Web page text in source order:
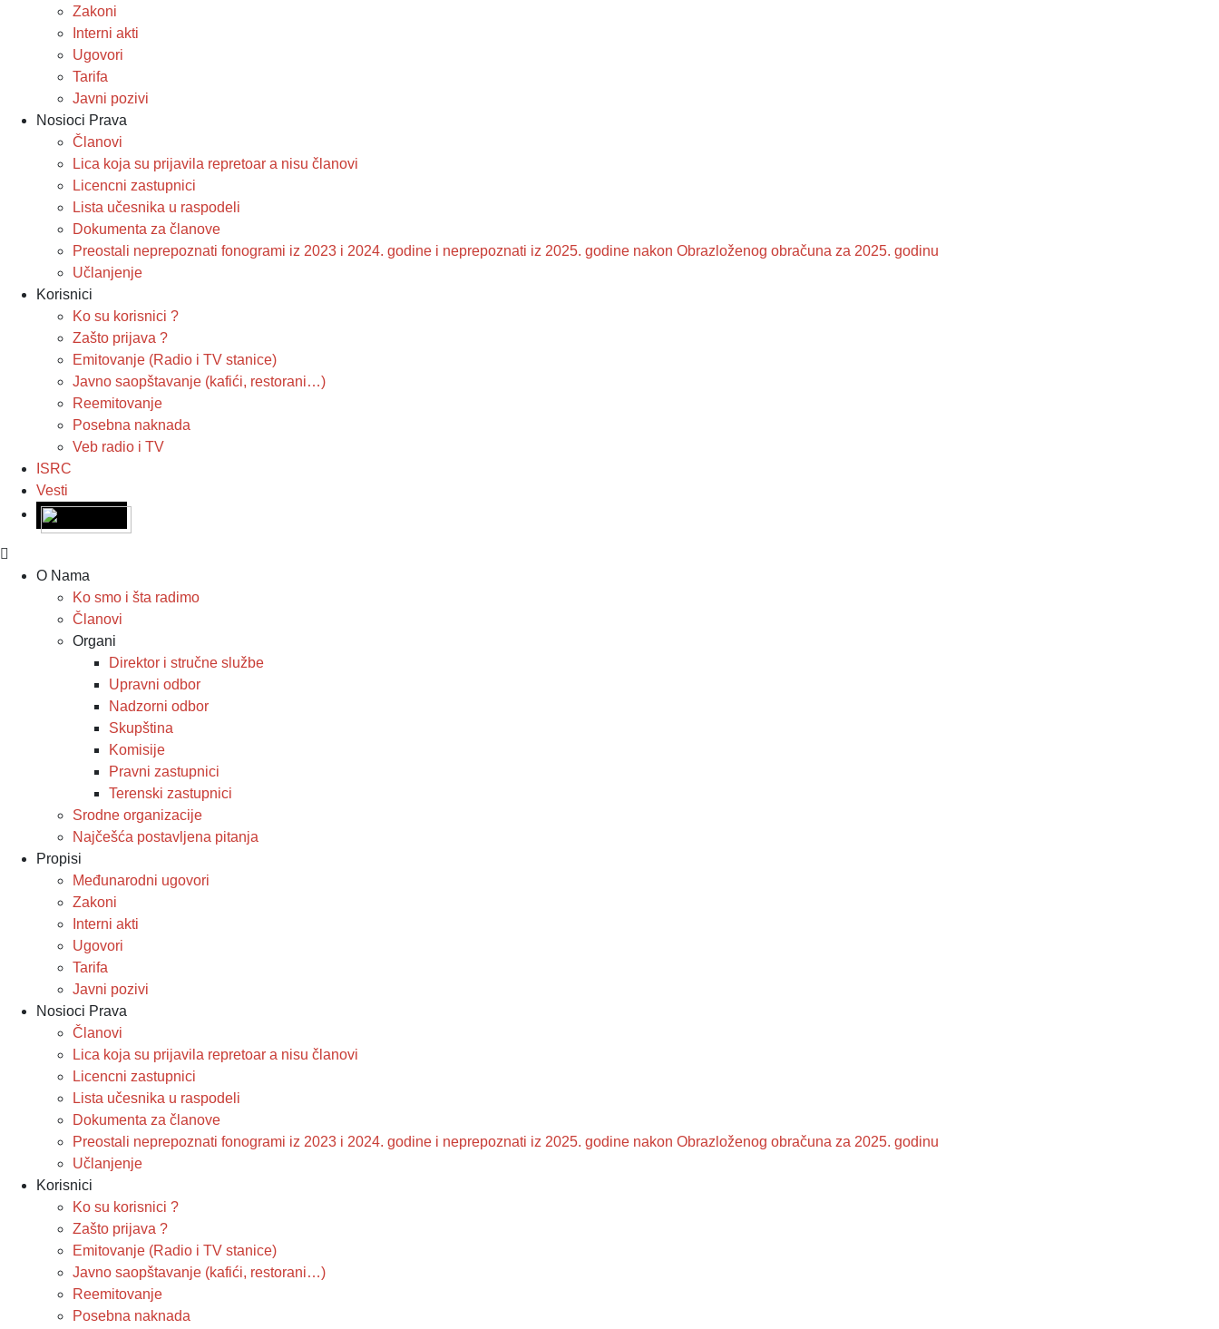
Zakoni
Interni akti
Ugovori
Tarifa
Javni pozivi
Nosioci Prava
Članovi
Lica koja su prijavila repretoar a nisu članovi
Licencni zastupnici
Lista učesnika u raspodeli
Dokumenta za članove
Preostali neprepoznati fonogrami iz 2023 i 2024. godine i neprepoznati iz 2025. godine nakon Obrazloženog obračuna za 2025. godinu
Učlanjenje
Korisnici
Ko su korisnici ?
Zašto prijava ?
Emitovanje (Radio i TV stanice)
Javno saopštavanje (kafići, restorani…)
Reemitovanje
Posebna naknada
Veb radio i TV
ISRC
Vesti
O Nama
Ko smo i šta radimo
Članovi
Organi
Direktor i stručne službe
Upravni odbor
Nadzorni odbor
Skupština
Komisije
Pravni zastupnici
Terenski zastupnici
Srodne organizacije
Najčešća postavljena pitanja
Propisi
Međunarodni ugovori
Zakoni
Interni akti
Ugovori
Tarifa
Javni pozivi
Nosioci Prava
Članovi
Lica koja su prijavila repretoar a nisu članovi
Licencni zastupnici
Lista učesnika u raspodeli
Dokumenta za članove
Preostali neprepoznati fonogrami iz 2023 i 2024. godine i neprepoznati iz 2025. godine nakon Obrazloženog obračuna za 2025. godinu
Učlanjenje
Korisnici
Ko su korisnici ?
Zašto prijava ?
Emitovanje (Radio i TV stanice)
Javno saopštavanje (kafići, restorani…)
Reemitovanje
Posebna naknada